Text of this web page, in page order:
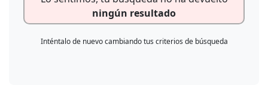
ningún resultado
Inténtalo de nuevo cambiando tus criterios de búsqueda